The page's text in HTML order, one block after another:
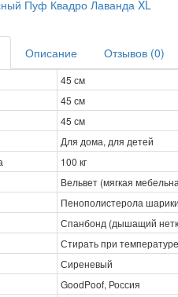
Описание Отзывов (0)
45 см
45 см
45 см
Для дома, для детей
100 кг
Вельвет (мягкая
Пенополистерола
Спанбонд (дышащий
Стирать при
Сиреневый
GoodPoof, Россия